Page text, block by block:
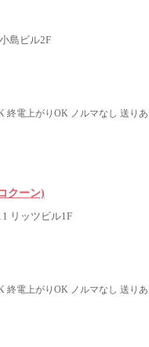
島ビル2F
終電上がりOK ノルマなし 送り
クーン)
リッツビル1F
終電上がりOK ノルマなし 送り